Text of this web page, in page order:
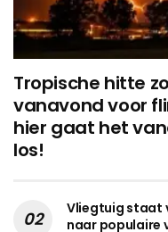
Tropische hitte
vanavond voor
hier gaat het
los!
Vliegtuig staat
naar populaire